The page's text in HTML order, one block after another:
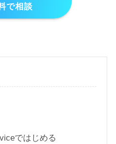
で相談
ではじめる